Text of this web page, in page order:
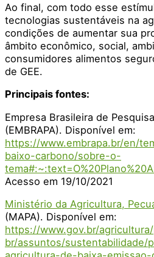
Ao final, com todo esse
tecnologias sustentáveis na
condições de aumentar sua
âmbito econômico, social,
consumidores alimentos
de GEE.
Principais fontes:
Empresa Brasileira de
(EMBRAPA). Disponível em:
https://www.embrapa.br/en/
baixo-carbono/sobre-o-
Acesso em 19/10/2021
Ministério da Agricultura,
(MAPA). Disponível em:
https://www.gov.br/
br/assuntos/sustentabilidade/